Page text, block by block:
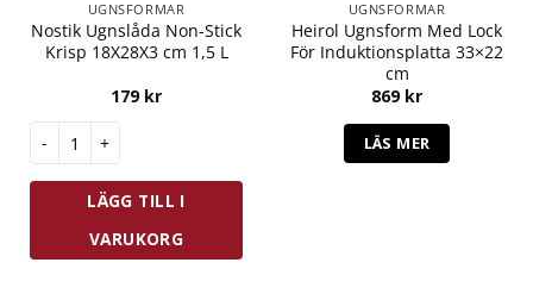
UGNSFORMAR
Nostik Ugnslåda Non-Stick
Krisp 18X28X3 cm 1,5 L
179 kr
Nostik Ugnslåda Non-Stick Krisp 18X28X3 cm 1,5 L mängd
LÄGG TILL I
VARUKORG
UGNSFORMAR
Heirol Ugnsform Med Lock
För Induktionsplatta 33×22
cm
869 kr
LÄS MER